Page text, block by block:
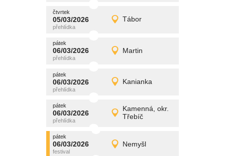
čtvrtek
05/03/2026 Tábor
čtvrtek
05/03/2026 Detail
promítání
pátek
06/03/2026 Martin
pátek
06/03/2026 Detail
promítání
pátek
06/03/2026 Kanianka
pátek
06/03/2026 Detail
promítání
pátek
06/03/2026
Kamenná, okr.
Třebíč
pátek
06/03/2026 Detail
promítání
pátek
06/03/2026 Nemyšl
pátek
06/03/2026 Detail
promítání